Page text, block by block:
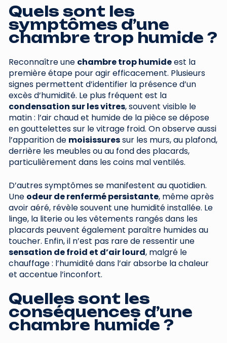
Quels sont les
symptômes d’une
chambre trop humide ?
Reconnaître une chambre trop humideest la
première étape pour agir efficacement. Plusieurs
signes permettent d’identifier la présence d’un
excès d’humidité. Le plus fréquent est la
condensation sur les vitres, souvent visible le
matin : l’air chaud et humide de la pièce se dépose
en gouttelettes sur le vitrage froid. On observe aussi
l’apparition de moisissuressur les murs, au plafond,
derrière les meubles ou au fond des placards,
particulièrement dans les coins mal ventilés.
D’autres symptômes se manifestent au quotidien.
Une odeur de renfermé persistante, même après
avoir aéré, révèle souvent une humidité installée. Le
linge, la literie ou les vêtements rangés dans les
placards peuvent également paraître humides au
toucher. Enfin, il n’est pas rare de ressentir une
sensation de froid et d’air lourd, malgré le
chauffage : l’humidité dans l’air absorbe la chaleur
et accentue l’inconfort.
Quelles sont les
conséquences d’une
chambre humide ?